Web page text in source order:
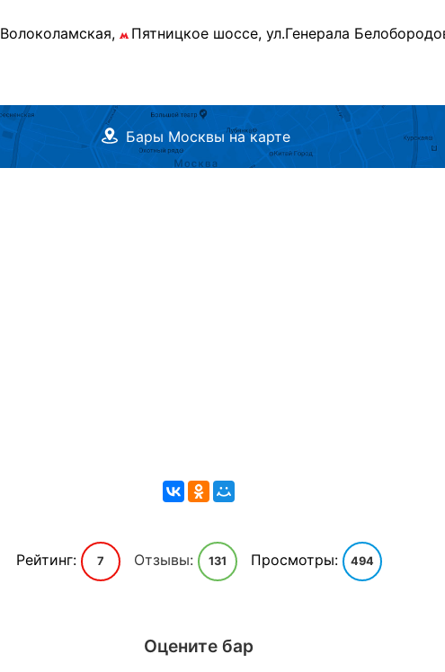
Волоколамская,
Пятницкое шоссе, ул.Генерала
Бары Москвы на карте
Рейтинг: 7 Отзывы: 131 Просмотры: 494
Оцените бар